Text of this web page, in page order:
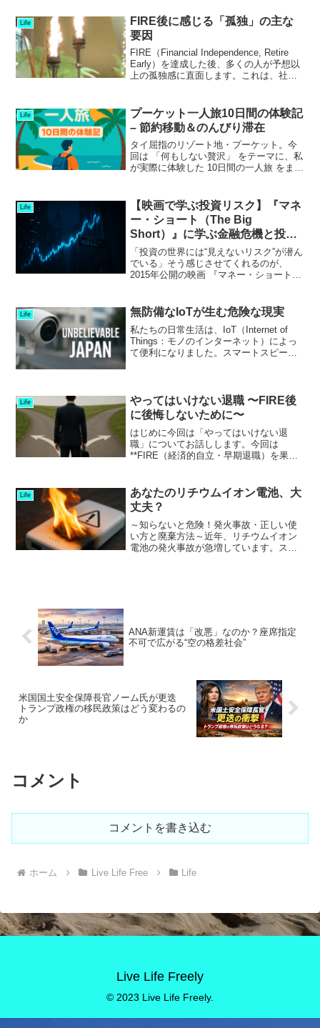
Life
FIRE後に感じる「孤独」の主な
要因
FIRE（Financial Independence, Retire
Early）を達成した後、多くの人が予想以
上の孤独感に直面します。これは、社会
す。しかし、この「孤...
Life
プーケット一人旅10日間の体験記
– 節約移動＆のんびり滞在
タイ屈指のリゾート地・プーケット。今
回は 「何もしない贅沢」 をテーマに、私
が実際に体験した 10日間の一人旅 をまと
ば嬉しいです。移動ルートと費用を公開
行き（8/12...
Life
【映画で学ぶ投資リスク】『マネ
ー・ショート（The Big
Short）』に学ぶ金融危機と投資
の教訓
「投資の世界には“見えないリスク”が潜ん
でいる」そう感じさせてくれるのが、
2015年公開の映画 『マネー・ショート
機）をテーマとした実話ベースの映画
で...
Life 無防備なIoTが生む危険な現実
私たちの日常生活は、IoT（Internet of
Things：モノのインターネット）によっ
て便利になりました。スマートスピーカ
す。...
Life
やってはいけない退職 〜FIRE後
に後悔しないために〜
はじめに今回は「やってはいけない退
職」についてお話しします。今回は
**FIRE（経済的自立・早期退職）を果た
と自体は素晴らしい目標ですが、「退職
＝ゴール」では...
Life
あなたのリチウムイオン電池、大
丈夫？
～知らないと危険！発火事故・正しい使
い方と廃棄方法～近年、リチウムイオン
電池の発火事故が急増しています。スマ
ANA新運賃は「改悪」なのか？座席指定
不可で広がる“空の格差社会”
米国国土安全保障長官ノーム氏が更迭
トランプ政権の移民政策はどう変わるの
か
コメント
コメントを書き込む
ホーム Live Life Free Life
Live Life Freely
© 2023 Live Life Freely.